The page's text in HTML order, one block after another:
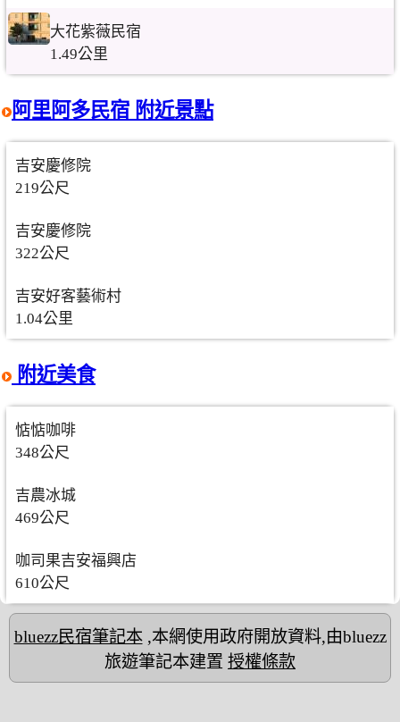
大花紫薇民宿
1.49公里
阿里阿多民宿 附近景點
吉安慶修院
219公尺
吉安慶修院
322公尺
吉安好客藝術村
1.04公里
附近美食
惦惦咖啡
348公尺
吉農冰城
469公尺
咖司果吉安福興店
610公尺
bluezz民宿筆記本,本網使用政府開放資料,由bluezz
旅遊筆記本建置 授權條款